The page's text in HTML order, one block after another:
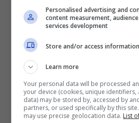
Quando lavoravo al look ho
attenzione al collo, perché
leggermente alto
palette. Stando davanti
capito che la forza del top
di “silenzio”, quello che
Personalised advertising and
content measurement,
services development
Store and/or access
Learn more
Your personal data will be processed
your device (cookies, unique identifiers,
data) may be stored by, accessed by
partners, or used specifically by this
may use precise geolocation data. List